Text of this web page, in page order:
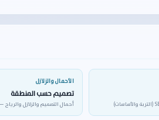
الأحمال والزلازل
تصميم حسب المنطقة
أحمال التصميم والزلازل والرياح — SBC 301